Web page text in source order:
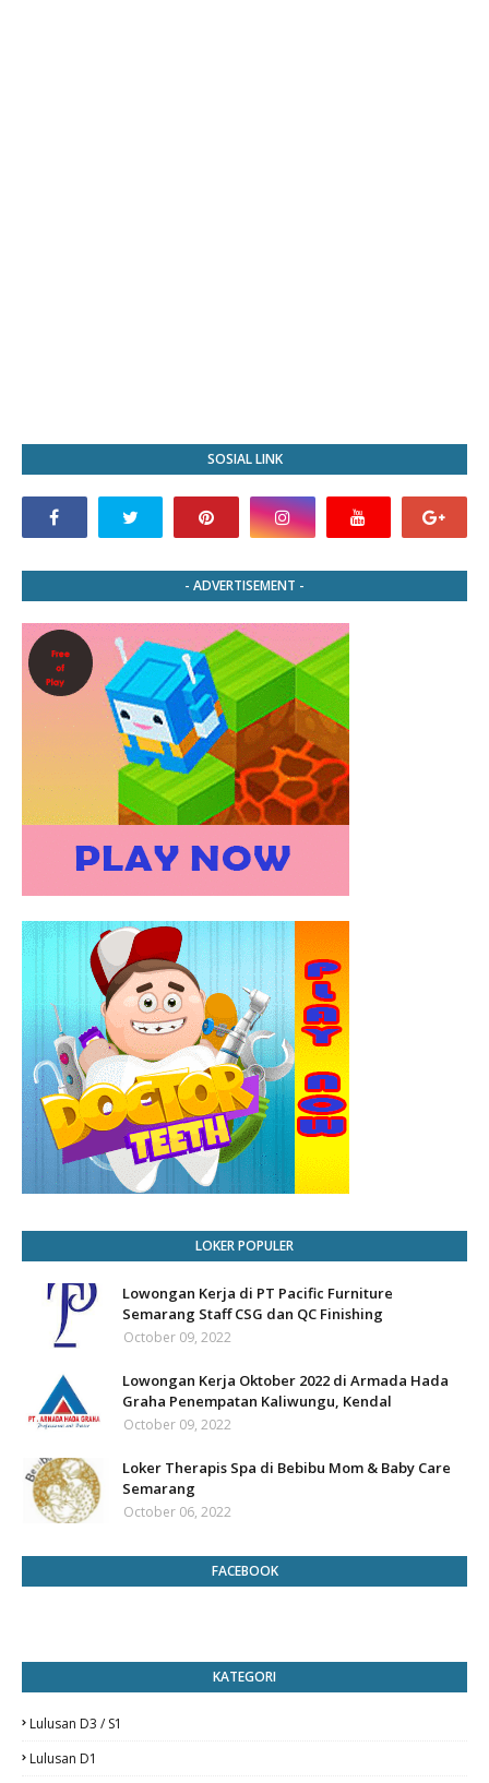
SOSIAL LINK
- ADVERTISEMENT -
LOKER POPULER
Lowongan Kerja di PT Pacific Furniture
Semarang Staff CSG dan QC Finishing
October 09, 2022
Lowongan Kerja Oktober 2022 di Armada Hada
Graha Penempatan Kaliwungu, Kendal
October 09, 2022
Loker Therapis Spa di Bebibu Mom & Baby Care
Semarang
October 06, 2022
FACEBOOK
KATEGORI
Lulusan D3 / S1
Lulusan D1